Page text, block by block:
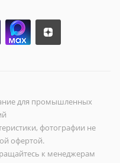
для промышленных
фотографии не
офертой.
к менеджерам